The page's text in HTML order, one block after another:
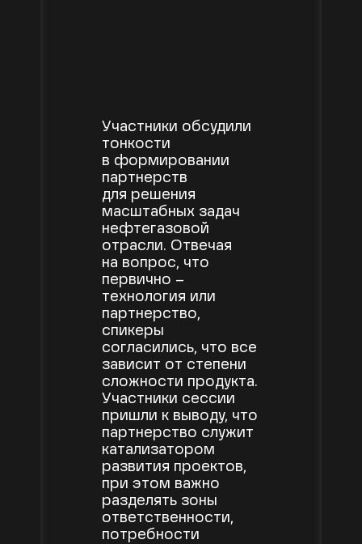
Участники обсудили
тонкости
в формировании
партнерств
для решения
масштабных задач
нефтегазовой
отрасли. Отвечая
на вопрос, что
первично –
технология или
партнерство,
спикеры
согласились, что все
зависит от степени
сложности продукта.
Участники сессии
пришли к выводу, что
партнерство служит
катализатором
развития проектов,
при этом важно
разделять зоны
ответственности,
потребности